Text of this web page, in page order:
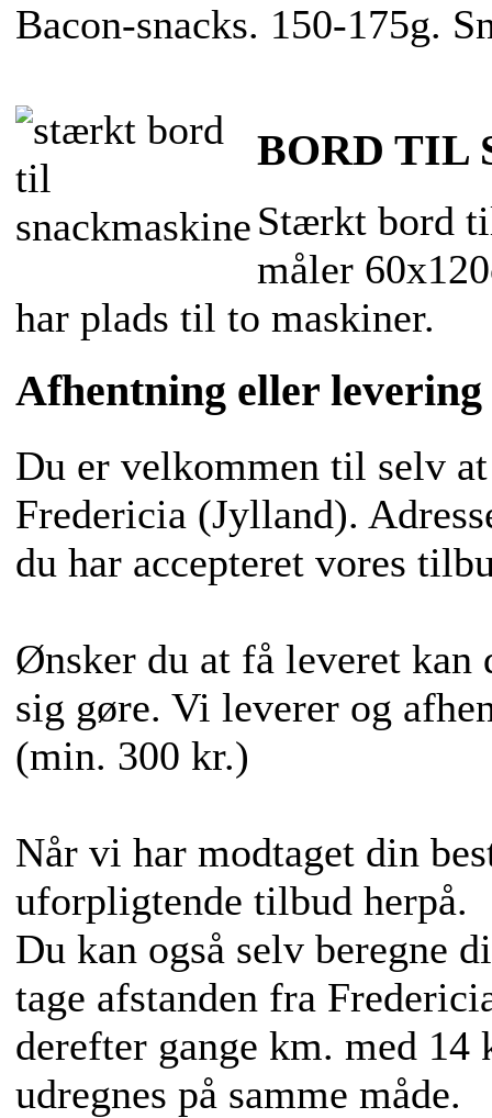
Bacon-snacks. 150-175g.
BORD TIL
Stærkt bord
måler
har plads til to maskiner.
Afhentning eller levering
Du er velkommen til selv
Fredericia (Jylland).
du har accepteret vores
Ønsker du at få leveret kan
sig gøre. Vi leverer og
(min. 300 kr.)
Når vi har modtaget din
uforpligtende tilbud herpå.
Du kan også selv beregne
tage afstanden fra
derefter gange km. med
udregnes på samme måde.